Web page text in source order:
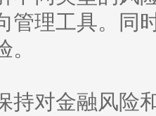
管理工具。同
对金融风险和